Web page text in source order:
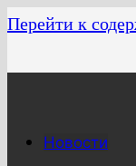
Перейти к
Новости